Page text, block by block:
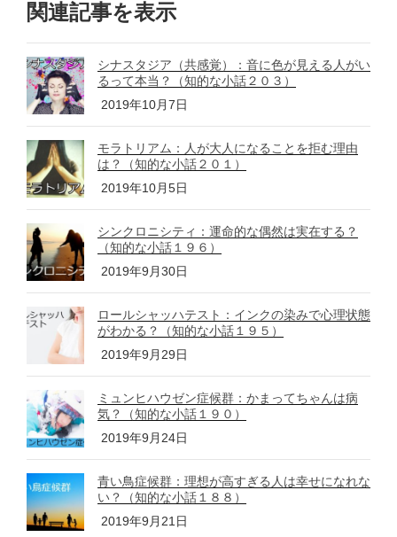
c
e
b
o
o
k
tt
er
ail e
n
a
関連記事を表示
シナスタジア（共感覚）：音に色が見える人がい
るって本当？（知的な小話２０３）
2019年10月7日
モラトリアム：人が大人になることを拒む理由
は？（知的な小話２０１）
2019年10月5日
シンクロニシティ：運命的な偶然は実在する？
（知的な小話１９６）
2019年9月30日
ロールシャッハテスト：インクの染みで心理状態
がわかる？（知的な小話１９５）
2019年9月29日
ミュンヒハウゼン症候群：かまってちゃんは病
気？（知的な小話１９０）
2019年9月24日
青い鳥症候群：理想が高すぎる人は幸せになれな
い？（知的な小話１８８）
2019年9月21日